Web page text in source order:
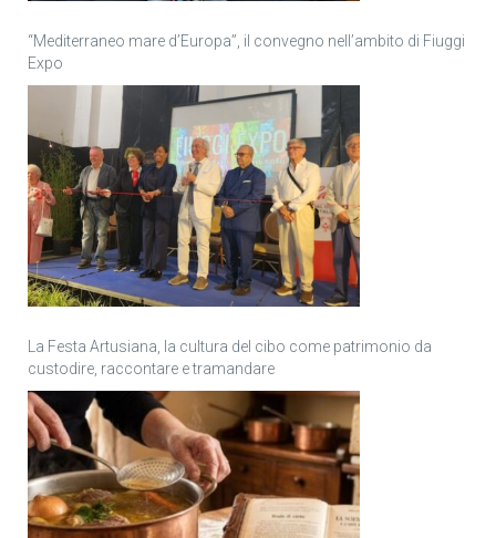
“Mediterraneo mare d’Europa”, il convegno nell’ambito di Fiuggi
Expo
La Festa Artusiana, la cultura del cibo come patrimonio da
custodire, raccontare e tramandare